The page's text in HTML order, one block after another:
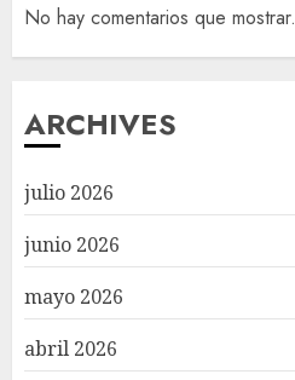
No hay comentarios que mostrar.
ARCHIVES
julio 2026
junio 2026
mayo 2026
abril 2026